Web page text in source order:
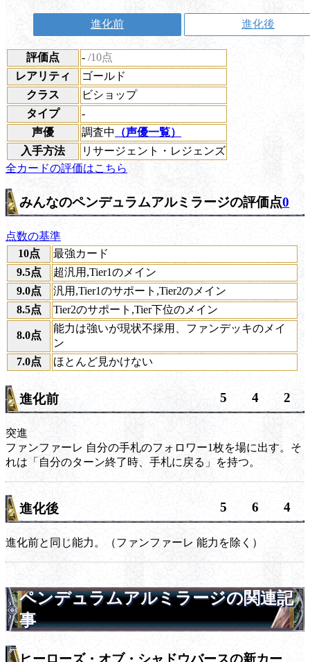
進化前 進化後
評価点 - /10点
レアリティ
ゴールド
クラス
ビショップ
タイプ
-
声優
調査中
（声優一覧）
入手方法
リサージェント・レジェンズ
全カードの評価はこちら
みんなのペンデュラムアルミラージの評価点0
点数の基準
10点
最強カード
9.5点
超汎用,Tier1のメイン
9.0点
汎用,Tier1のサポート,Tier2のメイン
8.5点
Tier2のサポート,Tier下位のメイン
8.0点
能力は強いが現状不採用、ファンデッキのメイ
ン
7.0点
ほとんど見かけない
進化前 5 4 2
突進
ファンファーレ 自分の手札のフォロワー1枚を場に出す。そ
れは「自分のターン終了時、手札に戻る」を持つ。
進化後 5 6 4
進化前と同じ能力。（ファンファーレ 能力を除く）
ペンデュラムアルミラージの関連記
事
ヒーローズ・オブ・シャドウバースの新カー